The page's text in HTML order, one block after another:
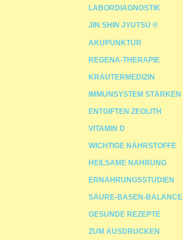
LABORDIAGNOSTIK
JIN SHIN JYUTSU ®
AKUPUNKTUR
REGENA-THERAPIE
KRÄUTERMEDIZIN
IMMUNSYSTEM STÄRKEN
ENTGIFTEN ZEOLITH
VITAMIN D
WICHTIGE NÄHRSTOFFE
HEILSAME NAHRUNG
ERNÄHRUNGSSTUDIEN
SÄURE-BASEN-BALANCE
GESUNDE REZEPTE
ZUM AUSDRUCKEN